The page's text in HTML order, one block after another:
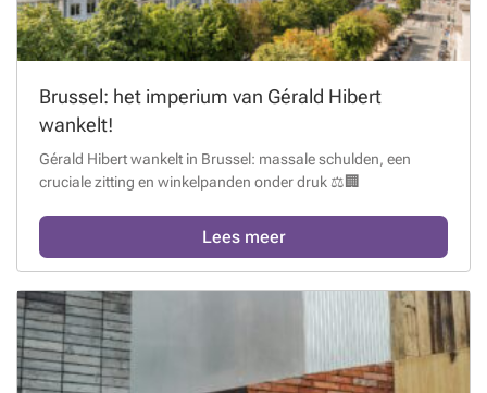
Brussel: het imperium van Gérald Hibert
wankelt!
Gérald Hibert wankelt in Brussel: massale schulden, een
cruciale zitting en winkelpanden onder druk ⚖️🏢
Lees meer